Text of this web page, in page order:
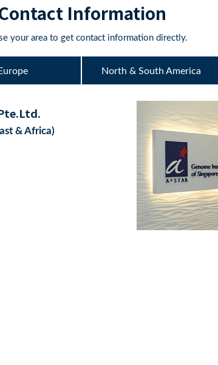
Information
your area to get contact information directly.
Europe North & South America
& Africa)